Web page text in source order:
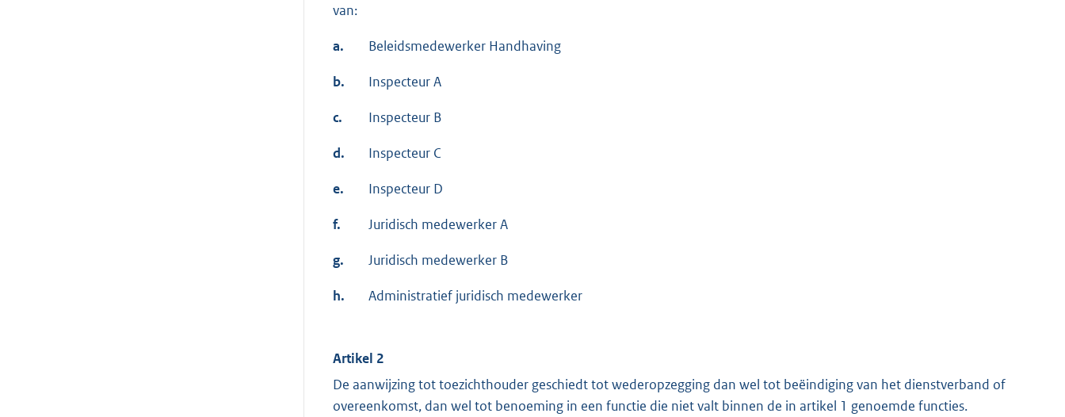
van:
a. Beleidsmedewerker Handhaving
b. Inspecteur A
c. Inspecteur B
d. Inspecteur C
e. Inspecteur D
f. Juridisch medewerker A
g. Juridisch medewerker B
h. Administratief juridisch medewerker
Artikel 2
De aanwijzing tot toezichthouder geschiedt tot wederopzegging dan wel tot beëindiging van het dienstverband of
overeenkomst, dan wel tot benoeming in een functie die niet valt binnen de in artikel 1 genoemde functies.